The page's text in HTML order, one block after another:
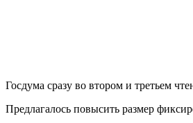
Госдума сразу во втором и третьем
Предлагалось повысить размер